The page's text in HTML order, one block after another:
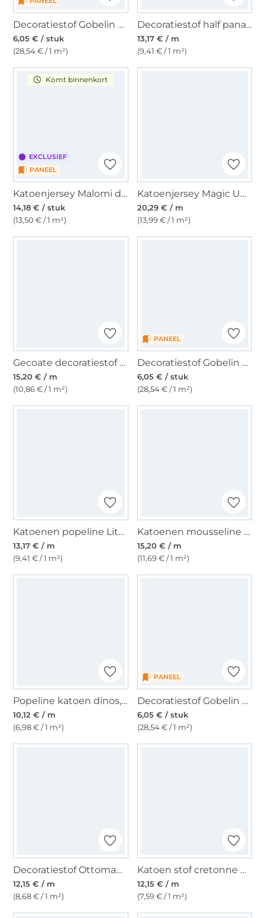
Decoratiestof Gobelin paneel teckelvrienden, 46 x 46 cm
6,05 € / stuk
(28,54 € / 1 m²)
Decoratiestof half panama Cats in Love, naturel
13,17 € / m
(9,41 € / 1 m²)
EXCLUSIEF
PANEEL
Komt binnenkort
Katoenjersey Malomi draak paneel 150 x 65 cm
14,18 € / stuk
(13,50 € / 1 m²)
Katoenjersey Magic UV Wild Animals, gebroken wit
20,29 € / m
(13,99 € / 1 m²)
Gecoate decoratiestof Ottoman Butterfly, crème
15,20 € / m
(10,86 € / 1 m²)
PANEEL
Decoratiestof Gobelin paneel boskat, 46 x 46 cm
6,05 € / stuk
(28,54 € / 1 m²)
Katoenen popeline Little Fox, naturel
13,17 € / m
(9,41 € / 1 m²)
Katoenen mousseline double gauze Little Bear, gebroken wit
15,20 € / m
(11,69 € / 1 m²)
Popeline katoen dinos, gebroken wit
10,12 € / m
(6,98 € / 1 m²)
PANEEL
Decoratiestof Gobelin paneel Flower Cat, 46 x 46 cm
6,05 € / stuk
(28,54 € / 1 m²)
Decoratiestof Ottoman kwallen, marineblauw
12,15 € / m
(8,68 € / 1 m²)
Katoen stof cretonne Kippenboerderij, crèmekleurig
12,15 € / m
(7,59 € / 1 m²)